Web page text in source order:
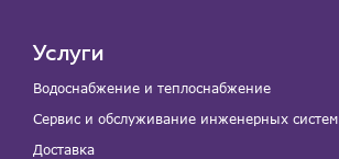
Услуги
Водоснабжение и теплоснабжение
Сервис и обслуживание инженерных систем
Доставка